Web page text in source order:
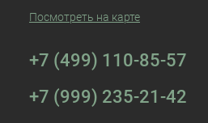
Посмотреть на карте
+7 (499) 110-85-57
+7 (999) 235-21-42